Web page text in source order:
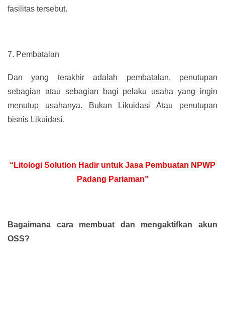
fasilitas tersebut.
7. Pembatalan
Dan yang terakhir adalah pembatalan, penutupan
sebagian atau sebagian bagi pelaku usaha yang ingin
menutup usahanya. Bukan Likuidasi Atau penutupan
bisnis Likuidasi.
“Litologi Solution Hadir untuk Jasa Pembuatan NPWP
Padang Pariaman”
Bagaimana cara membuat dan mengaktifkan akun
OSS?